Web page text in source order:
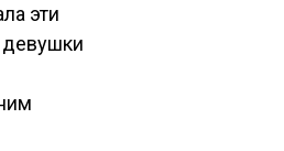
эти
девушки